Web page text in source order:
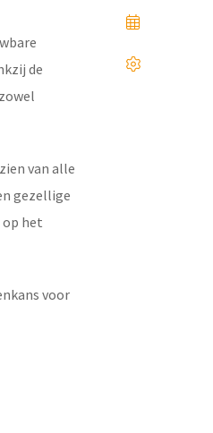
de
van alle
gezellige
het
voor